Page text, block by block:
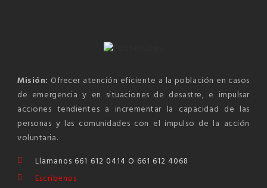
Misión: Ofrecer atención eficiente a la población en casos
de emergencia y en situaciones de desastre, e impulsar
acciones tendientes a incrementar la capacidad de las
personas y las comunidades con el impulso de la acción
voluntaria.
Llamanos 661 612 0414 O 661 612 4068
Escribenos